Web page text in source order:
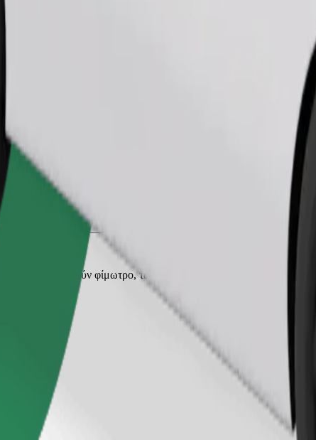
πρέπει να φορούν φίμωτρο, τα μικρά ζώα χρειάζονται κλουβί